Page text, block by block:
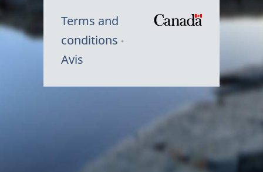
Terms and
conditions
Avis
du